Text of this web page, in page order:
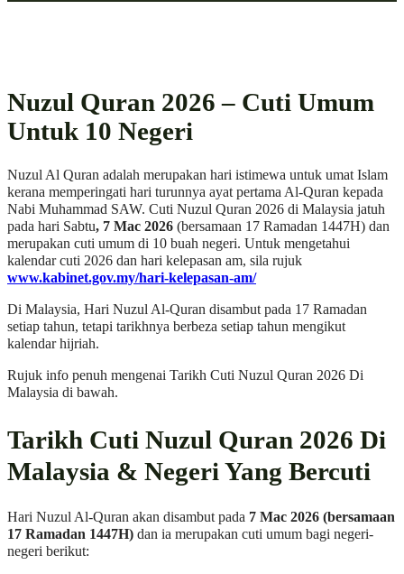
Nuzul Quran 2026 – Cuti Umum
Untuk 10 Negeri
Nuzul Al Quran adalah merupakan hari istimewa untuk umat Islam
kerana memperingati hari turunnya ayat pertama Al-Quran kepada
Nabi Muhammad SAW. Cuti Nuzul Quran 2026 di Malaysia jatuh
pada hari Sabtu, 7 Mac 2026 (bersamaan 17 Ramadan 1447H) dan
merupakan cuti umum di 10 buah negeri. Untuk mengetahui
kalendar cuti 2026 dan hari kelepasan am, sila rujuk
www.kabinet.gov.my/hari-kelepasan-am/
Di Malaysia, Hari Nuzul Al-Quran disambut pada 17 Ramadan
setiap tahun, tetapi tarikhnya berbeza setiap tahun mengikut
kalendar hijriah.
Rujuk info penuh mengenai Tarikh Cuti Nuzul Quran 2026 Di
Malaysia di bawah.
Tarikh Cuti Nuzul Quran 2026 Di
Malaysia & Negeri Yang Bercuti
Hari Nuzul Al-Quran akan disambut pada 7 Mac 2026 (bersamaan
17 Ramadan 1447H) dan ia merupakan cuti umum bagi negeri-
negeri berikut: